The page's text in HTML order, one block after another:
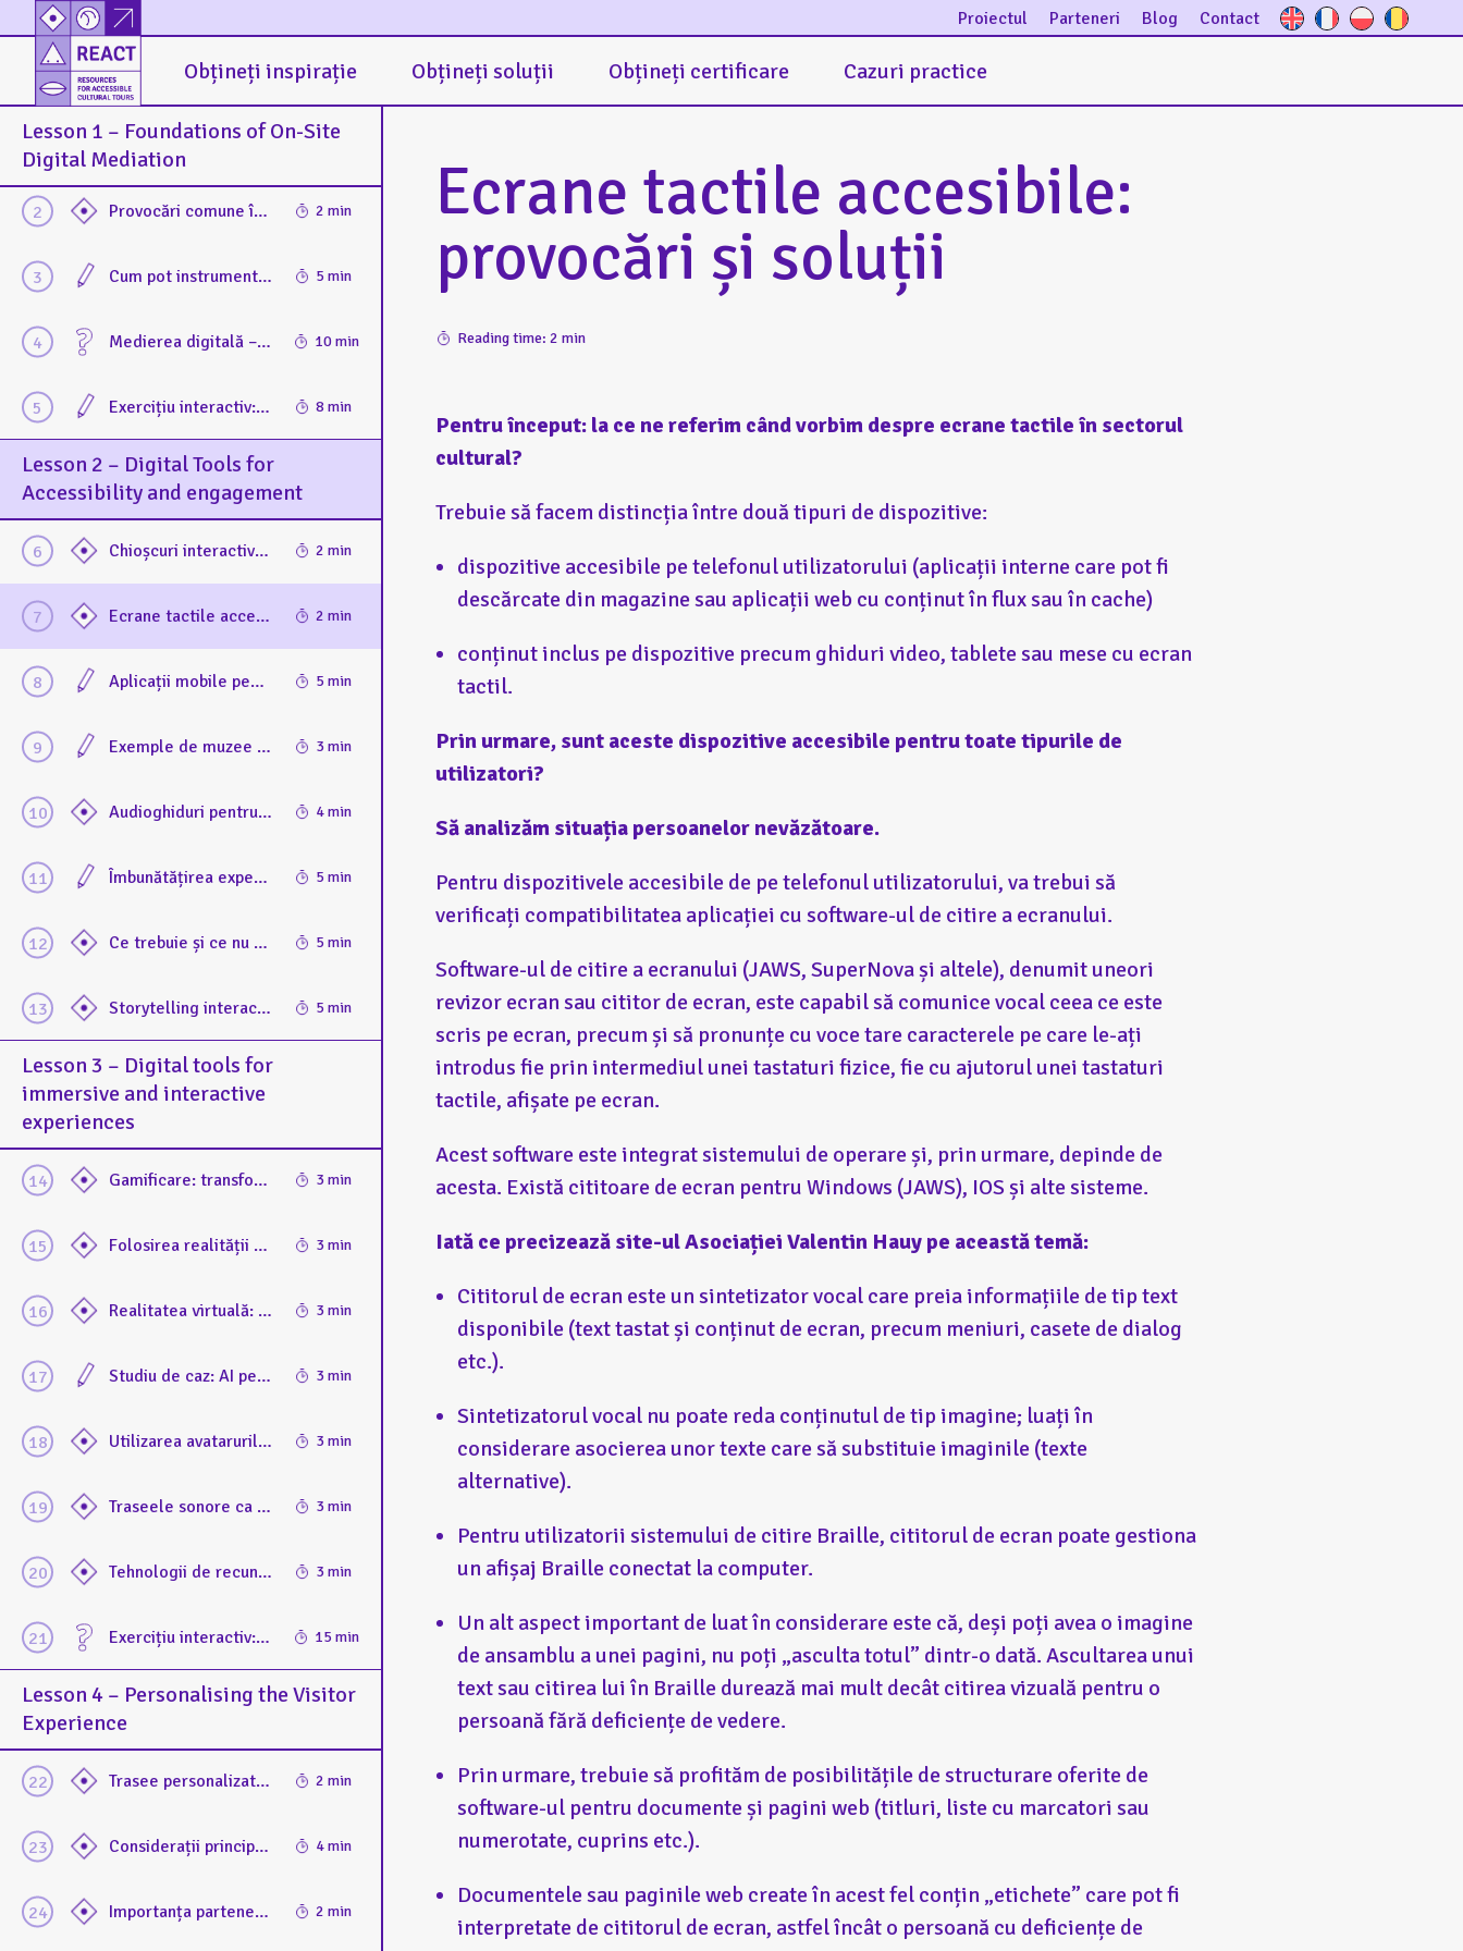
Proiectul Parteneri Blog Contact
Obțineți inspirație Obțineți soluții Obțineți certificare Cazuri practice
Ecrane tactile accesibile:
provocări și soluții
Reading time: 2 min
Pentru început: la ce ne referim când vorbim despre ecrane tactile în sectorul
cultural?
Trebuie să facem distincția între două tipuri de dispozitive:
dispozitive accesibile pe telefonul utilizatorului (aplicații interne care pot fi
descărcate din magazine sau aplicații web cu conținut în flux sau în cache)
conținut inclus pe dispozitive precum ghiduri video, tablete sau mese cu ecran
tactil.
Prin urmare, sunt aceste dispozitive accesibile pentru toate tipurile de
utilizatori?
Să analizăm situația persoanelor nevăzătoare.
Pentru dispozitivele accesibile de pe telefonul utilizatorului, va trebui să
verificați compatibilitatea aplicației cu software-ul de citire a ecranului.
Software-ul de citire a ecranului (JAWS, SuperNova și altele), denumit uneori
revizor ecran sau cititor de ecran, este capabil să comunice vocal ceea ce este
scris pe ecran, precum și să pronunțe cu voce tare caracterele pe care le-ați
introdus fie prin intermediul unei tastaturi fizice, fie cu ajutorul unei tastaturi
tactile, afișate pe ecran.
Acest software este integrat sistemului de operare și, prin urmare, depinde de
acesta. Există cititoare de ecran pentru Windows (JAWS), IOS și alte sisteme.
Iată ce precizează site-ul Asociației Valentin Hauy pe această temă:
Cititorul de ecran este un sintetizator vocal care preia informațiile de tip text
disponibile (text tastat și conținut de ecran, precum meniuri, casete de dialog
etc.).
Sintetizatorul vocal nu poate reda conținutul de tip imagine; luați în
considerare asocierea unor texte care să substituie imaginile (texte
alternative).
Pentru utilizatorii sistemului de citire Braille, cititorul de ecran poate gestiona
un afișaj Braille conectat la computer.
Un alt aspect important de luat în considerare este că, deși poți avea o imagine
de ansamblu a unei pagini, nu poți „asculta totul” dintr-o dată. Ascultarea unui
text sau citirea lui în Braille durează mai mult decât citirea vizuală pentru o
persoană fără deficiențe de vedere.
Prin urmare, trebuie să profităm de posibilitățile de structurare oferite de
software-ul pentru documente și pagini web (titluri, liste cu marcatori sau
numerotate, cuprins etc.).
Documentele sau paginile web create în acest fel conțin „etichete” care pot fi
interpretate de cititorul de ecran, astfel încât o persoană cu deficiențe de
Lesson 1 – Foundations of On-Site
Digital Mediation
Introducere în medierea digitală on-site Prezentare generală a medierii digitale și a rolului acesteia în muzee, cu accent pe accesibilitate
Provocări comune în accesibilizarea medierii digitale on-site 2 min
Cum pot instrumentele de mediere digitală să sporească accesibilitatea și incluziunea (beneficii) 5 min
Medierea digitală – elemente esențiale. Test pentru recapitularea conceptelor fundamentale ale medierii digitale on-site 10 min
Exercițiu interactiv: Evaluarea accesibilității unui exemplu practică de mediere digitală on-site 8 min
Lesson 2 – Digital Tools for
Accessibility and engagement
Chioșcuri interactive: accesibilitate și incluziune 2 min
Ecrane tactile accesibile: provocări și soluții 2 min
Aplicații mobile pentru implicarea vizitatorilor. Cum pot aplicațiile să îmbunătățească accesibilitatea și experiența de vizitare. Exemplul Muséo+ 5 min
Exemple de muzee care și-au adaptat aplicația pentru categorii specifice de public 3 min
Audioghiduri pentru publicul cu deficiențe de vedere 4 min
Îmbunătățirea experienței de vizitare cu ajutorul instrumentelor digitale: rezultatele testării unei soluții de mediere digitală 5 min
Ce trebuie și ce nu trebuie să faceți pentru adaptarea experiențelor muzeale cu ajutorul instrumentelor digitale 5 min
Storytelling interactiv pentru captivarea vizitatorilor. Utilizarea storytelling-ului pentru a face muzeele captivante și accesibile 5 min
Lesson 3 – Digital tools for
immersive and interactive
experiences
Gamificare: transformarea vizitelor în experiențe distractive și incluzive. Strategii pentru implicarea vizitatorilor prin joc 3 min
Folosirea realității augmentate pentru incluziunea vizitatorilor. Avantaje și dezavantaje în utilizarea AR pentru a îmbunătăți accesul și interacțiunea 3 min
Realitatea virtuală: experiențe imersive pentru toți. Utilizarea VR în muzee: crearea de experiențe captivante, dar și limitări 3 min
Studiu de caz: AI pentru sporirea accesibilității. Analizarea modalităților de utilizare a IA pentru îmbunătățirea accesibilității muzeelor 3 min
Utilizarea avatarurilor în medierea muzeală. Desper cum avatarurile digitale îmbunătățesc călătoriile vizitatorilor furnizând îndrumări 3 min
Traseele sonore ca instrumente de mediere incluzivă. Utilizarea traseelor sonore pentru a crea experiențe imersive și incluzive 3 min
Tehnologii de recunoaștere a lucrărilor pentru o mai bună mediere în muzee. Cum pot sistemele de recunoaștere să îmbunătățească accesibilitatea în funcție de diversele nevoi 3 min
Exercițiu interactiv: elaborarea unui plan pentru crearea de experiențe interactive și imersive 15 min
Lesson 4 – Personalising the Visitor
Experience
Trasee personalizate pentru vizitatori: beneficii și provocări 2 min
Considerații principale și resurse esențiale pentru personalizarea traseelor vizitatorilor în muzee 4 min
Importanța parteneriatului cu organizațiile specializate în accesibilizare. Exemple de colaborări de succes în sectorul cultural 2 min